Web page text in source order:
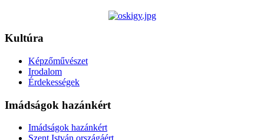
Kultúra
Képzőművészet
Irodalom
Érdekességek
Imádságok hazánkért
Imádságok hazánkért